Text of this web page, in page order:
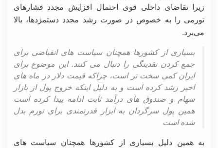
زیرا تقاضای داخلی قوی احتمال افزایش مجدد فشارهای
تورمی را به خصوص در صورت رشد مجدد دستمزدها، بالا
می‌برد.
بسیاری از کشورها همچنان سیاست های انقباضی برای
جمع کردن نقدینگی را دنبال می کنند. این موضوع برای
ایران کمی سخت تر است، چراکه قیمت دلار در ماه های
اخیر رشد کرده است و به دلیل اینکه خروج پول از بازار
سهام و صندوق های درآمد ثابت ادامه پیدا کرده است
همین پول سرگردان به ابزار قدرتمندی برای تورم بدل
شده است
به همین دلیل بسیاری از کشورها همچنان سیاست های